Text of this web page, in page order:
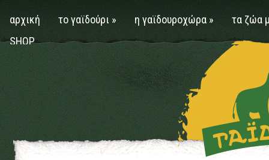
αρχική το γαϊδούρι » η γαϊδουροχώρα »
τα ζώα
SHOP